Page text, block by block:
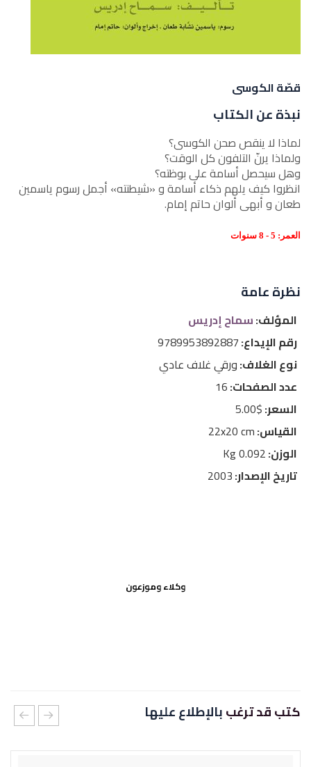
قصّة الكوسى
نبذة عن الكتاب
لماذا لا ينقص صحن الكوسى؟
ولماذا يرنّ التلفون كل الوقت؟
وهل سيحصل أسامة على بوظته؟
انظروا كيف يلهم ذكاء أسامة و «شيطنته» أجمل رسوم ياسمين
طعان و أبهى ألوان حاتم إمام.
العمر: 5 - 8 سنوات
نظرة عامة
المؤلف:سماح إدريس
رقم الإيداع:9789953892887
نوع الغلاف:ورقي غلاف عادي
عدد الصفحات:16
السعر:$5.00
القياس:22x20 cm
الوزن:0.092 Kg
تاريخ الإصدار:2003
وكلاء وموزعون
كتب قد ترغببالإطلاع عليها